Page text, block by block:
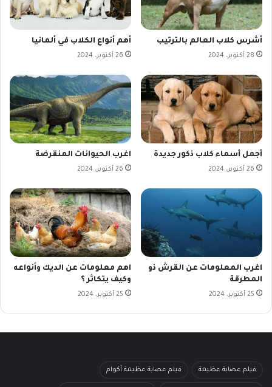
أشرس كلاب العالم بالترتيب
28 أكتوبر، 2024
أهم أنواع الكلاب في ألمانيا
26 أكتوبر، 2024
أجمل أسماء كلاب ذكور جديدة
26 أكتوبر، 2024
اغرب الحيوانات المنقرضة
26 أكتوبر، 2024
اغرب المعلومات عن القرش ذو
المطرقة
25 أكتوبر، 2024
اهم معلومات عن الديك وأنواعه
وكيف يتكاثر ؟
25 أكتوبر، 2024
فيلم عصابة عظيمة فيلم عصابة عظيمة أكوام